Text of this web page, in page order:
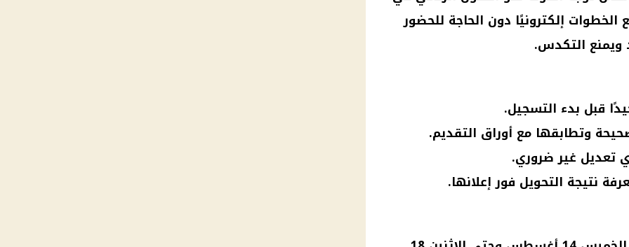
الخطوات إلكترونيًا دون الحاجة للحضور
ويمنع التكدس.
قبل بدء التسجيل.
وتطابقها مع أوراق التقديم.
تعديل غير ضروري.
نتيجة التحويل فور إعلانها.